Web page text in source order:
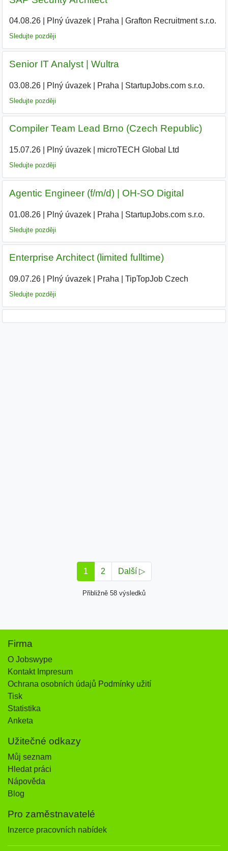
04.08.26| Plný úvazek| Praha Grafton Recruitment s.r.o.
Sledujte později
Senior IT Analyst | Wultra
03.08.26| Plný úvazek| Praha StartupJobs.com s.r.o.
Sledujte později
Compiler Team Lead Brno (Czech Republic)
15.07.26| Plný úvazek| microTECH Global Ltd
Sledujte později
Agentic Engineer (f/m/d) | OH-SO Digital
01.08.26| Plný úvazek| Praha StartupJobs.com s.r.o.
Sledujte později
Enterprise Architect (limited fulltime)
09.07.26| Plný úvazek| Praha TipTopJob Czech
Sledujte později
1 2 Další ▷
Přibližně 58 výsledků
Firma
O Jobswype
Kontakt Impresum
Ochrana osobních údajů Podmínky užití
Tisk
Statistika
Anketa
Užitečné odkazy
Můj seznam
Hledat práci
Nápověda
Blog
Pro zaměstnavatelé
Inzerce pracovních nabídek